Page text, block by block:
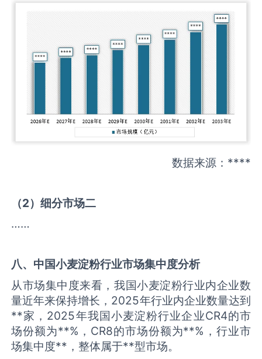
数据来源：****
（2）细分市场二
……
八、中国小麦淀粉行业市场集中度分析
从市场集中度来看，我国小麦淀粉行业内企业数
量近年来保持增长，2025年行业内企业数量达到
**家，2025年我国小麦淀粉行业企业CR4的市
场份额为**%，CR8的市场份额为**%，行业市
场集中度**，整体属于**型市场。